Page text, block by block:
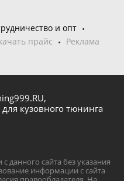
и опт
прайс Реклама
кузовного тюнинга
сайта без указания
информации с сайта